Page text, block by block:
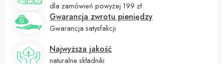
dla zamówień powyżej 199 zł
Gwarancja zwrotu pieniędzy
Gwarancja satysfakcji
Najwyższa jakość
naturalne składniki